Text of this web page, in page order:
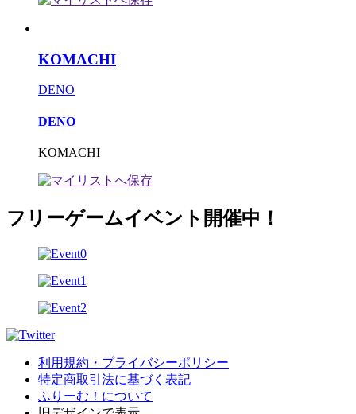
KOMACHI
DENO
DENO
KOMACHI
フリーゲームイベント開催中！
利用規約・プライバシーポリシー
特定商取引法に基づく表記
ふりーむ！について